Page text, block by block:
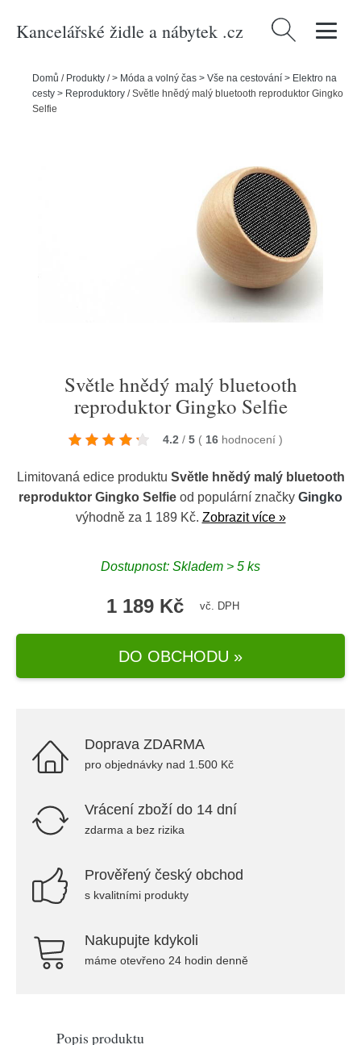
Kancelářské židle a nábytek .cz Vyhledávání
Domů / Produkty /> Móda a volný čas > Vše na cestování > Elektro na
cesty > Reproduktory /Světle hnědý malý bluetooth reproduktor Gingko
Selfie
Světle hnědý malý bluetooth
reproduktor Gingko Selfie
4.2 / 5 ( 16 hodnocení )
Limitovaná edice produktu Světle hnědý malý bluetooth
reproduktor Gingko Selfie od populární značky Gingko
výhodně za 1 189 Kč. Zobrazit více »
Dostupnost: Skladem > 5 ks
1 189 Kč vč. DPH
DO OBCHODU »
Doprava ZDARMA
pro objednávky nad 1.500 Kč
Vrácení zboží do 14 dní
zdarma a bez rizika
Prověřený český obchod
s kvalitními produkty
Nakupujte kdykoli
máme otevřeno 24 hodin denně
Popis produktu